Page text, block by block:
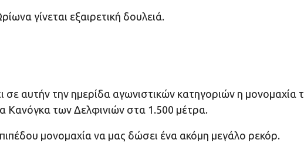
γίνεται εξαιρετική δουλειά.
αυτήν την ημερίδα αγωνιστικών κατηγοριών η μονομαχία
Κανόγκα των Δελφινιών στα 1.500 μέτρα.
μονομαχία να μας δώσει ένα ακόμη μεγάλο ρεκόρ.